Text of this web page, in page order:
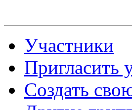
Участники
Пригласить
Создать